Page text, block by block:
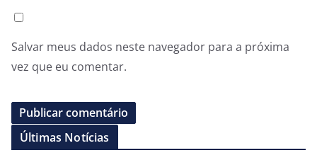
Salvar meus dados neste navegador para a próxima
vez que eu comentar.
Últimas Notícias